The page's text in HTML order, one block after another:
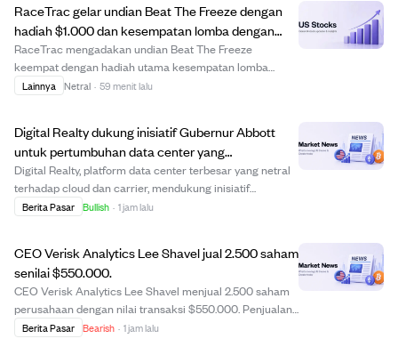
RaceTrac gelar undian Beat The Freeze dengan
hadiah $1.000 dan kesempatan lomba dengan
The Freeze di pertandingan Braves.
RaceTrac mengadakan undian Beat The Freeze
keempat dengan hadiah utama kesempatan lomba
dengan maskot The Freeze di pertandingan Atlanta
dengan memind...
Lainnya Netral · 59 menit lalu
Digital Realty dukung inisiatif Gubernur Abbott
untuk pertumbuhan data center yang
bertanggung jawab di Texas.
Digital Realty, platform data center terbesar yang netral
terhadap cloud dan carrier, mendukung inisiatif
Gubernur Texas, Abbott, untuk investasi data center
Berita Pasar Bullish · 1 jam lalu
CEO Verisk Analytics Lee Shavel jual 2.500 saham
senilai $550.000.
CEO Verisk Analytics Lee Shavel menjual 2.500 saham
perusahaan dengan nilai transaksi $550.000. Penjualan
ini bisa mencerminkan penyesuaian portofolio pribadi
Berita Pasar Bearish · 1 jam lalu